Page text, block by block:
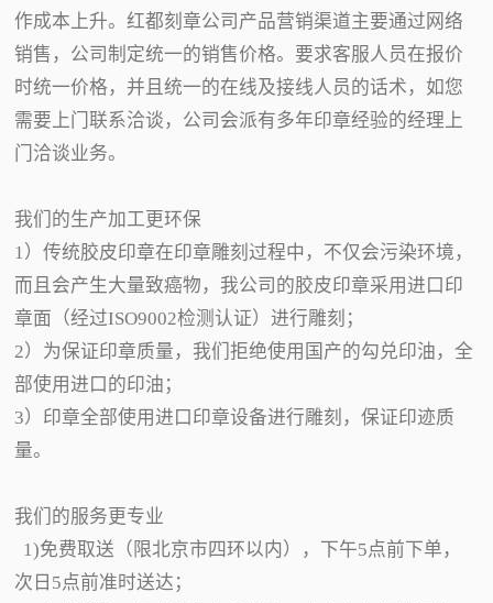
作成本上升。红都刻章公司产品营销渠道主要通过网络
销售，公司制定统一的销售价格。要求客服人员在报价
时统一价格，并且统一的在线及接线人员的话术，如您
需要上门联系洽谈，公司会派有多年印章经验的经理上
门洽谈业务。
我们的生产加工更环保
1）传统胶皮印章在印章雕刻过程中，不仅会污染环境，
而且会产生大量致癌物，我公司的胶皮印章采用进口印
章面（经过ISO9002检测认证）进行雕刻；
2）为保证印章质量，我们拒绝使用国产的勾兑印油，全
部使用进口的印油；
3）印章全部使用进口印章设备进行雕刻，保证印迹质
量。
我们的服务更专业
1)免费取送（限北京市四环以内），下午5点前下单，
次日5点前准时送达；